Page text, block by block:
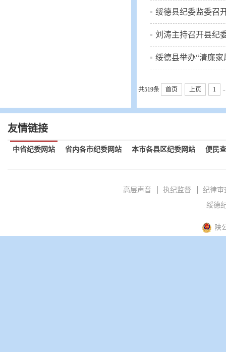
绥德县纪委监委召
刘涛主持召开县纪
绥德县举办“清廉家
共519条 首页 上页 1
友情链接
中省纪委网站 省内各市纪委网站 本市各县区纪委网站 便民
高层声音 执纪监督
纪律审
绥德
陕